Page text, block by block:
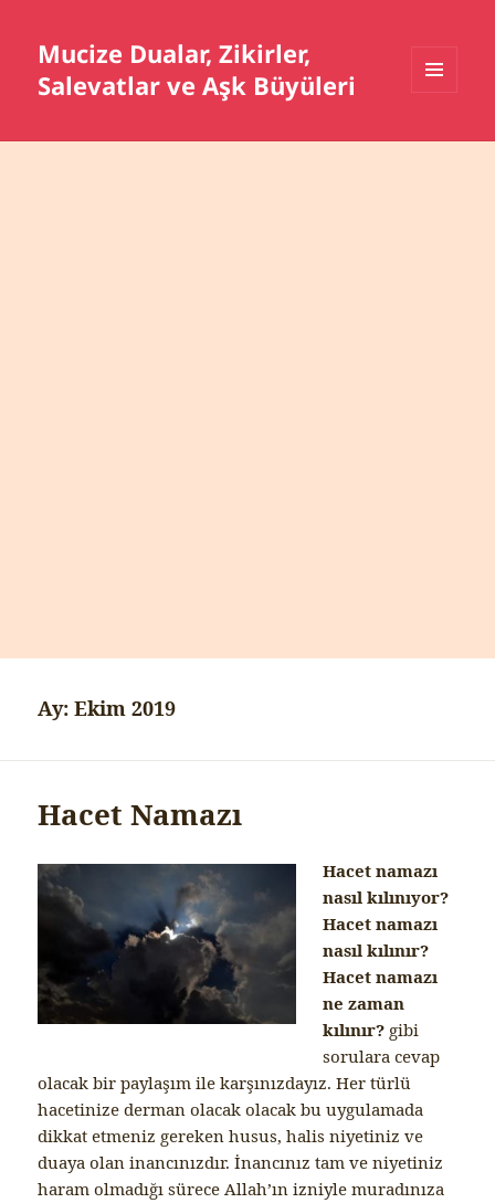
Mucize Dualar, Zikirler,
Salevatlar ve Aşk Büyüleri
BILEŞENLER
Ay:Ekim 2019
Hacet Namazı
Hacet namazı
nasıl kılınıyor?
Hacet namazı
nasıl kılınır?
Hacet namazı
ne zaman
kılınır? gibi
sorulara cevap
olacak bir paylaşım ile karşınızdayız. Her türlü
hacetinize derman olacak olacak bu uygulamada
dikkat etmeniz gereken husus, halis niyetiniz ve
duaya olan inancınızdır. İnancınız tam ve niyetiniz
haram olmadığı sürece Allah’ın izniyle muradınıza